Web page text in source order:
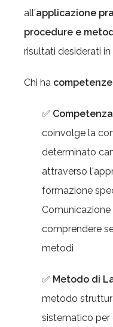
all'applicazione
procedure e
risultati desiderati
Chi ha
✅
coinvolge la
determinato
attraverso
formazione
comprendere
metodi
✅ Metodo di
metodo
sistematico per